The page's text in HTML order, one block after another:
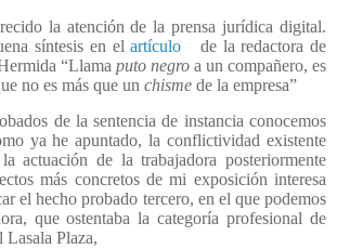
la atención de la prensa jurídica digital.
síntesis en elartículo
de la redactora de
“Llama puto negro a un compañero, es
no es más que un chisme de la empresa”
de la sentencia de instancia conocemos
ya he apuntado, la conflictividad existente
actuación de la trabajadora posteriormente
más concretos de mi exposición interesa
el hecho probado tercero, en el que podemos
que ostentaba la categoría profesional de
Lasala Plaza,